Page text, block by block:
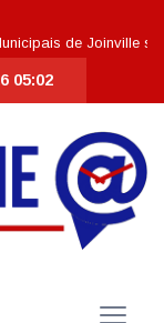
Joinville se
05:02